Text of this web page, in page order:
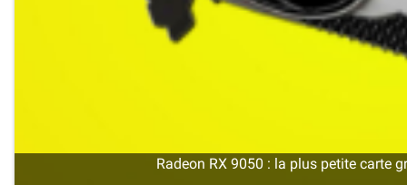
Radeon RX 9050 : la plus petite carte